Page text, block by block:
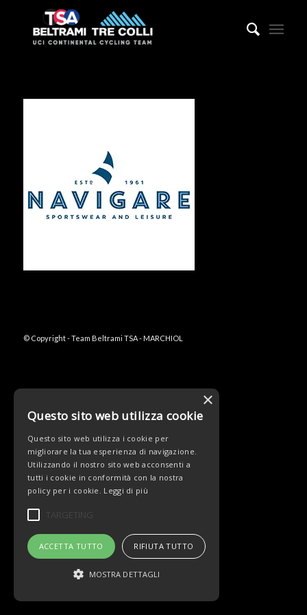
© Copyright - Team Beltrami TSA - MARCHIOL
×
Questo sito web utilizza cookie
Questo sito web utilizza i cookie per
migliorare la tua esperienza di navigazione.
Utilizzando il nostro sito web acconsenti a
tutti i cookie in conformità con la nostra
policy per i cookie. Leggi di più
TARGETING
ACCETTA TUTTO RIFIUTA TUTTO
MOSTRA DETTAGLI